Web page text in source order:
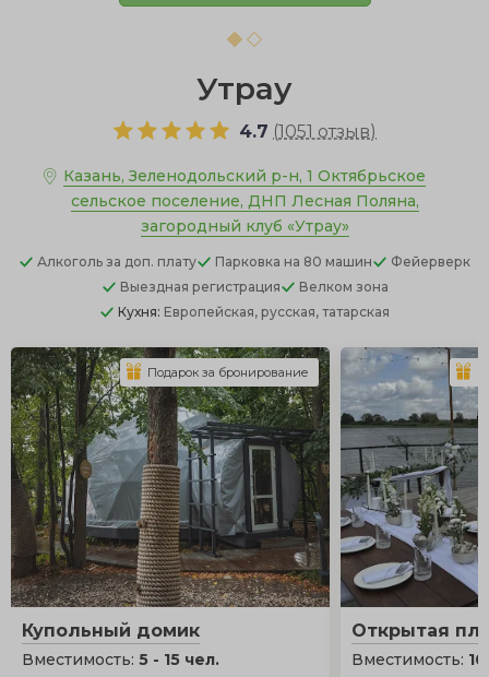
Утрау
4.7 (1051 отзыв)
Казань, Зеленодольский р-н, 1 Октябрьское
сельское поселение, ДНП Лесная Поляна,
загородный клуб «Утрау»
Алкоголь за доп. плату Парковка на 80 машин
Фейерверк
Выездная регистрация
Велком зона
Кухня: Европейская, русская, татарская
Купольный домик
Вместимость: 5 - 15 чел.
Подарок за бронирование
Открытая
Вместимость: